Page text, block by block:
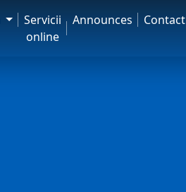
Servicii
online
Announces Contact